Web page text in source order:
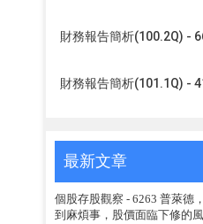
財務報告簡析(100.2Q) -
財務報告簡析(101.1Q) -
最新文章
個股存股觀察 - 6263 普萊德
到麻煩事，股價面臨下修的